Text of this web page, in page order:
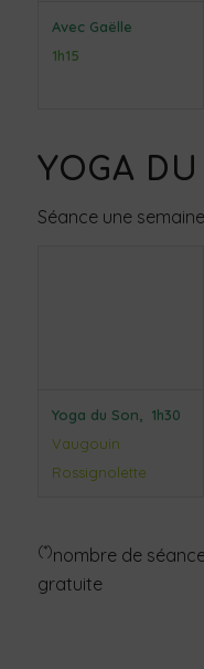
Avec Gaëlle
1h15
YOGA
Séance une
Yoga du Son, 1h30
Vaugouin
Rossignolette
(*)nombre de
gratuite